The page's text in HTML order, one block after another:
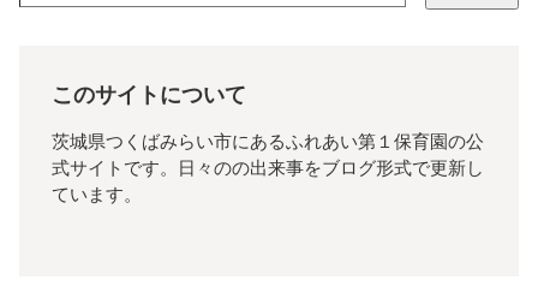
このサイトについて
茨城県つくばみらい市にあるふれあい第１保育園の公
式サイトです。日々のの出来事をブログ形式で更新し
ています。